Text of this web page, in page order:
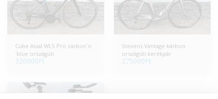
Cube Axial WLS Pro carbon´n
´blue országúti
320000Ft
Stevens Vantage karbon
országúti kerékpár
275000Ft